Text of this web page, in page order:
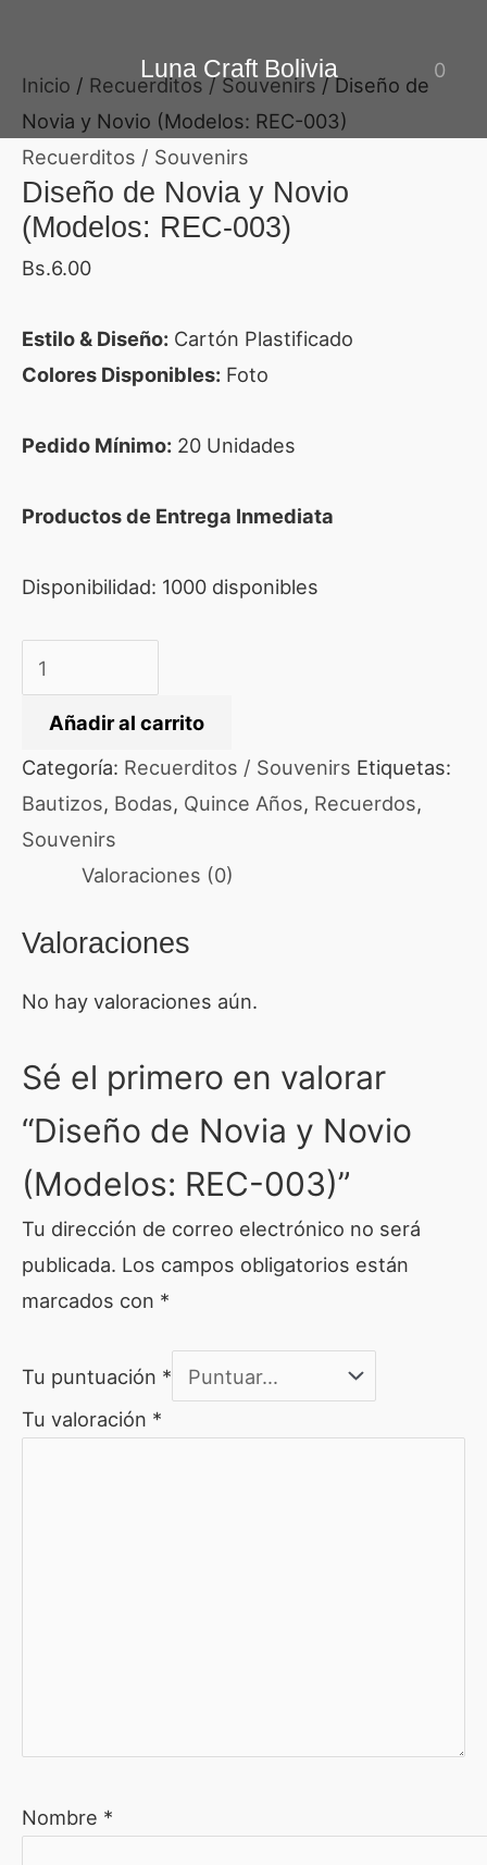
contenido
Luna Craft Bolivia 0
Inicio / Recuerditos / Souvenirs/ Diseño de
Novia y Novio (Modelos: REC-003)
Recuerditos / Souvenirs
Diseño de Novia y Novio
(Modelos: REC-003)
Bs.6.00
Estilo & Diseño: Cartón Plastificado
Colores Disponibles: Foto
Pedido Mínimo: 20 Unidades
Productos de Entrega Inmediata
Disponibilidad: 1000 disponibles
Novia
y
Novio
(Modelos:
REC-
003)
Añadir al carrito
Categoría: Recuerditos / Souvenirs Etiquetas:
Bautizos, Bodas, Quince Años, Recuerdos,
Souvenirs
Valoraciones (0)
Valoraciones
No hay valoraciones aún.
Sé el primero en valorar
“Diseño de Novia y Novio
(Modelos: REC-003)”
Tu dirección de correo electrónico no será
publicada. Los campos obligatorios están
marcados con *
Tu puntuación *
Tu valoración *
Nombre *